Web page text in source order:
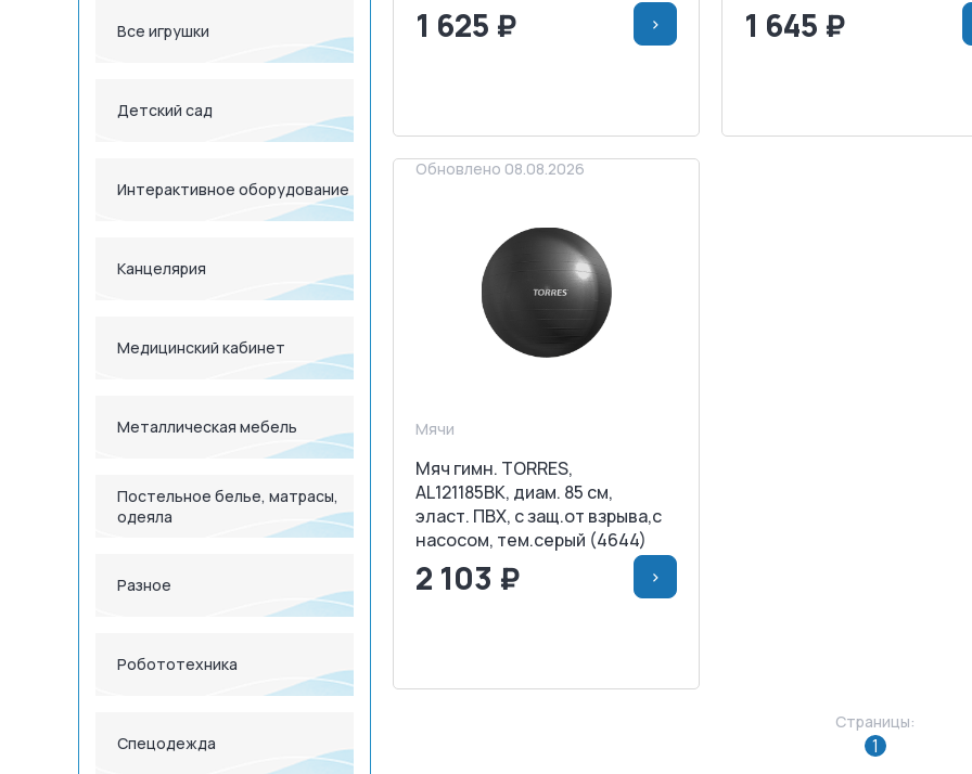
Все игрушки
Детский сад
Интерактивное оборудование
Канцелярия
Медицинский кабинет
Металлическая мебель
Постельное белье, матрасы,
одеяла
Разное
Робототехника
Спецодежда
1 625 ₽ > 1 645 ₽
Обновлено 08.08.2026
Мячи
Мяч гимн. TORRES,
AL121185BK, диам. 85 см,
эласт. ПВХ, с защ.от взрыва,с
насосом, тем.серый (4644)
2 103 ₽ >
Страницы:
1